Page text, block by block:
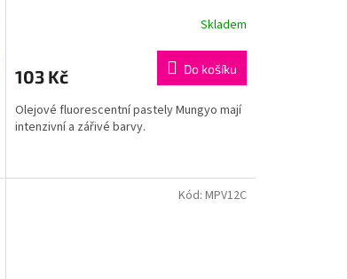
Skladem
103 Kč Do košíku
Olejové fluorescentní pastely Mungyo mají
intenzivní a zářivé barvy.
Kód: MPV12C